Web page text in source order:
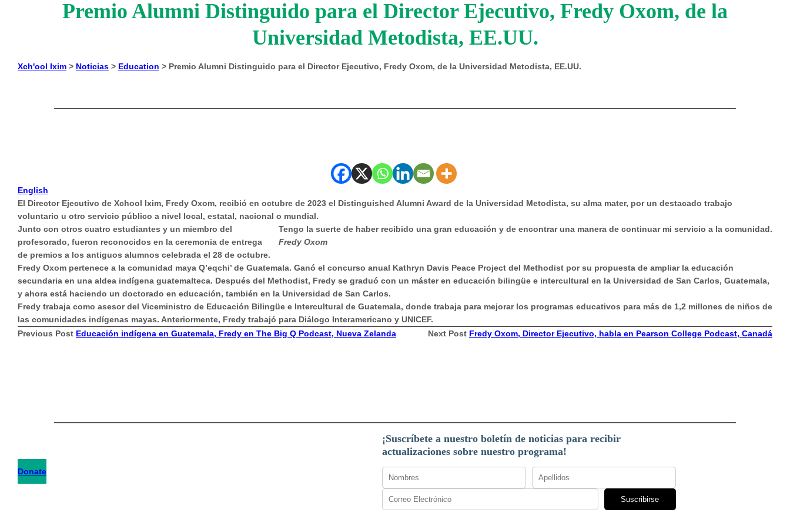
Premio Alumni Distinguido para el Director Ejecutivo, Fredy Oxom, de la
Universidad Metodista, EE.UU.
Xch'ool Ixim > Noticias > Education > Premio Alumni Distinguido para el Director Ejecutivo, Fredy Oxom, de la Universidad Metodista, EE.UU.
English
El Director Ejecutivo de Xchool Ixim, Fredy Oxom, recibió en octubre de 2023 el Distinguished Alumni Award de la Universidad Metodista, su alma mater, por un destacado trabajo
voluntario u otro servicio público a nivel local, estatal, nacional o mundial.
Tengo la suerte de haber recibido una gran educación y de encontrar una manera de continuar mi servicio a la comunidad.
Fredy Oxom
Junto con otros cuatro estudiantes y un miembro del
profesorado, fueron reconocidos en la ceremonia de entrega
de premios a los antiguos alumnos celebrada el 28 de octubre.
Fredy Oxom pertenece a la comunidad maya Q’eqchi’ de Guatemala. Ganó el concurso anual Kathryn Davis Peace Project del Methodist por su propuesta de ampliar la educación
secundaria en una aldea indígena guatemalteca. Después del Methodist, Fredy se graduó con un máster en educación bilingüe e intercultural en la Universidad de San Carlos, Guatemala,
y ahora está haciendo un doctorado en educación, también en la Universidad de San Carlos.
Fredy trabaja como asesor del Viceministro de Educación Bilingüe e Intercultural de Guatemala, donde trabaja para mejorar los programas educativos para más de 1,2 millones de niños de
las comunidades indígenas mayas. Anteriormente, Fredy trabajó para Diálogo Interamericano y UNICEF.
Previous Post Educación indígena en Guatemala, Fredy en The Big Q Podcast, Nueva Zelanda Next Post Fredy Oxom, Director Ejecutivo, habla en Pearson College Podcast, Canadá
Donate
¡Suscríbete a nuestro boletín de noticias para recibir
actualizaciones sobre nuestro programa!
Suscribirse